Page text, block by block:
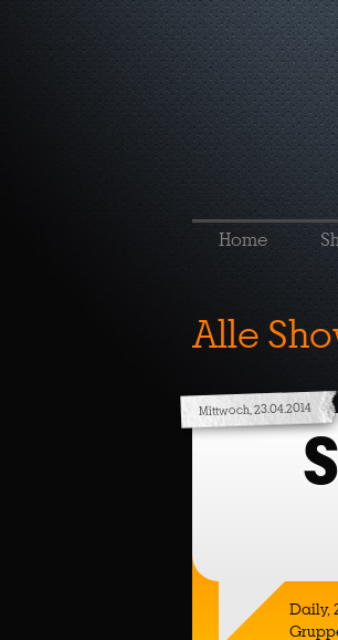
Home
Alle
Mittwoch, 23.04.2014
Daily,